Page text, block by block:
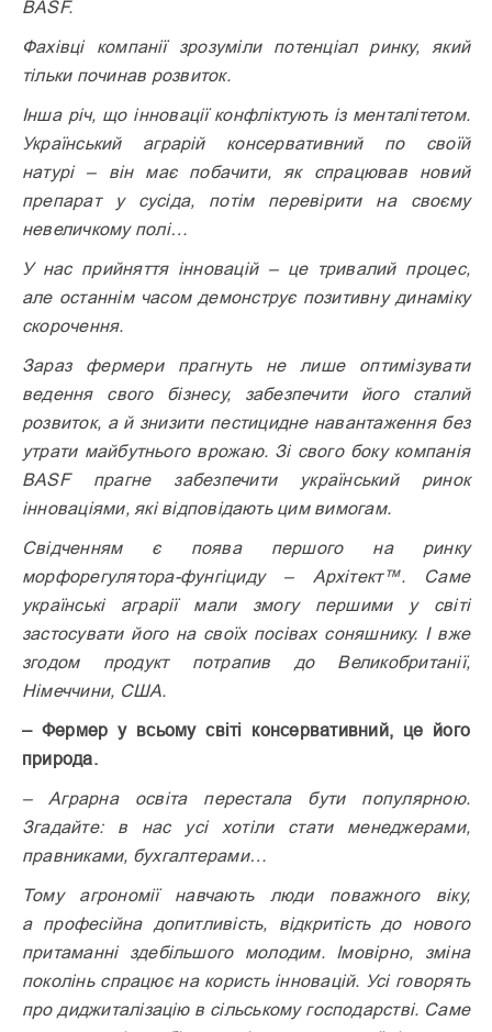
BASF.
Фахівці компанії зрозуміли потенціал ринку, який
тільки починав розвиток.
Інша річ, що інновації конфліктують із менталітетом.
Український аграрій консервативний по своїй
натурі – він має побачити, як спрацював новий
препарат у сусіда, потім перевірити на своєму
невеличкому полі…
У нас прийняття інновацій – це тривалий процес,
але останнім часом демонструє позитивну динаміку
скорочення.
Зараз фермери прагнуть не лише оптимізувати
ведення свого бізнесу, забезпечити його сталий
розвиток, а й знизити пестицидне навантаження без
утрати майбутнього врожаю. Зі свого боку компанія
BASF прагне забезпечити український ринок
інноваціями, які відповідають цим вимогам.
Свідченням є поява першого на ринку
морфорегулятора-фунгіциду – Архітект™. Саме
українські аграрії мали змогу першими у світі
застосувати його на своїх посівах соняшнику. І вже
згодом продукт потрапив до Великобританії,
Німеччини, США.
– Фермер у всьому світі консервативний, це його
природа.
– Аграрна освіта перестала бути популярною.
Згадайте: в нас усі хотіли стати менеджерами,
правниками, бухгалтерами…
Тому агрономії навчають люди поважного віку,
а професійна допитливість, відкритість до нового
притаманні здебільшого молодим. Імовірно, зміна
поколінь спрацює на користь інновацій. Усі говорять
про диджиталізацію в сільському господарстві. Саме